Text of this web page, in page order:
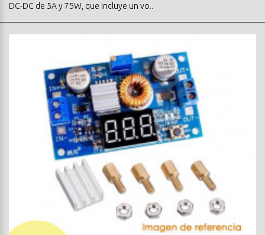
DC-DC de 5A y 75W, que incluye un vo..